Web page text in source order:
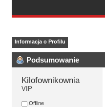
Informacja o Profilu
Podsumowanie
Kilofownikownia
VIP
Offline